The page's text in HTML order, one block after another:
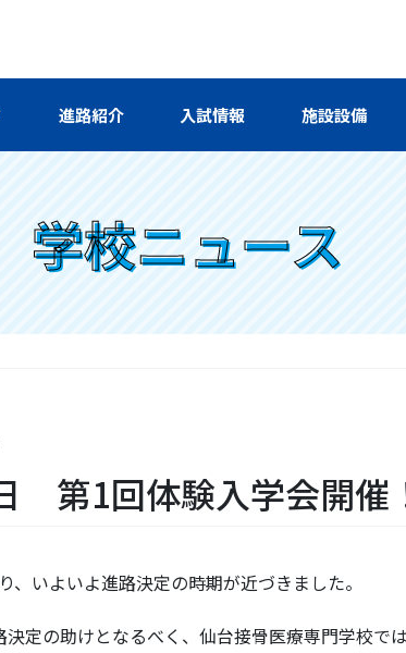
進路紹介 入試情報 施設設備
学校ニュース
第1回体験入学会開催
、いよいよ進路決定の時期が近づきました。
決定の助けとなるべく、仙台接骨医療専門学校で